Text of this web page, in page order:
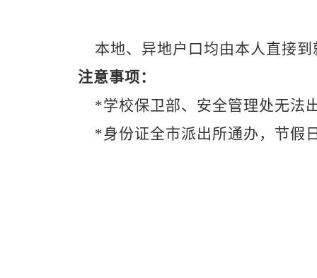
本地、异地户口均由本人直接到
注意事项：
*学校保卫部、安全管理处无法
*身份证全市派出所通办，节假